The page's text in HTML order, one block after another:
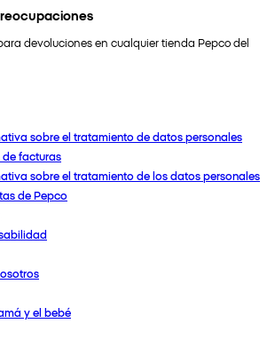
devoluciones en cualquier tienda Pepco del
sobre el tratamiento de datos personales
facturas
sobre el tratamiento de los datos personales
de Pepco
y el bebé